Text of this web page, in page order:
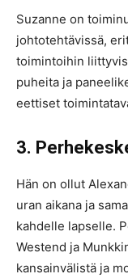
Suzanne on
johtotehtävissä,
toimintoihin
puheita ja
eettiset
3.
Hän on ollut
uran aikana ja
kahdelle lapselle.
Westend ja
kansainvälistä ja